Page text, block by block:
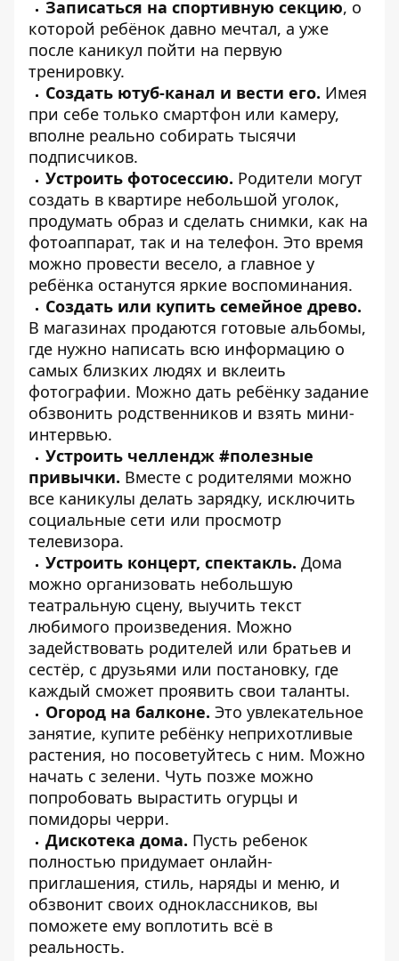
Записаться на спортивную секцию, о
которой ребёнок давно мечтал, а уже
после каникул пойти на первую
тренировку.
Создать ютуб-канал и вести его. Имея
при себе только смартфон или камеру,
вполне реально собирать тысячи
подписчиков.
Устроить фотосессию. Родители могут
создать в квартире небольшой уголок,
продумать образ и сделать снимки, как на
фотоаппарат, так и на телефон. Это время
можно провести весело, а главное у
ребёнка останутся яркие воспоминания.
Создать или купить семейное древо.
В магазинах продаются готовые альбомы,
где нужно написать всю информацию о
самых близких людях и вклеить
фотографии. Можно дать ребёнку задание
обзвонить родственников и взять мини-
интервью.
Устроить челлендж #полезные
привычки. Вместе с родителями можно
все каникулы делать зарядку, исключить
социальные сети или просмотр
телевизора.
Устроить концерт, спектакль. Дома
можно организовать небольшую
театральную сцену, выучить текст
любимого произведения. Можно
задействовать родителей или братьев и
сестёр, с друзьями или постановку, где
каждый сможет проявить свои таланты.
Огород на балконе. Это увлекательное
занятие, купите ребёнку неприхотливые
растения, но посоветуйтесь с ним. Можно
начать с зелени. Чуть позже можно
попробовать вырастить огурцы и
помидоры черри.
Дискотека дома. Пусть ребенок
полностью придумает онлайн-
приглашения, стиль, наряды и меню, и
обзвонит своих одноклассников, вы
поможете ему воплотить всё в
реальность.